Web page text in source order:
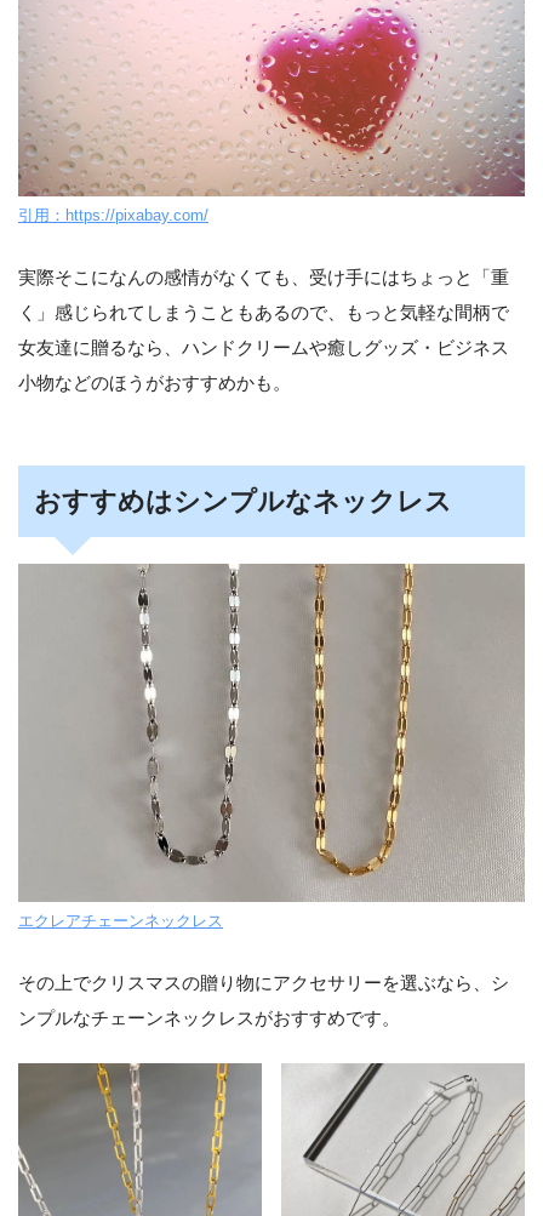
引用：https://pixabay.com/
実際そこになんの感情がなくても、受け手にはちょっと「重
く」感じられてしまうこともあるので、もっと気軽な間柄で
女友達に贈るなら、ハンドクリームや癒しグッズ・ビジネス
小物などのほうがおすすめかも。
おすすめはシンプルなネックレス
エクレアチェーンネックレス
その上でクリスマスの贈り物にアクセサリーを選ぶなら、シ
ンプルなチェーンネックレスがおすすめです。